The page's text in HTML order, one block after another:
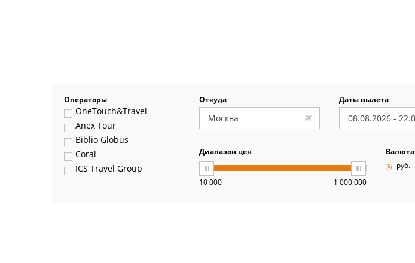
Операторы
OneTouch&Travel
Anex Tour
Biblio Globus
Coral
ICS Travel Group
Откуда Даты вылета
Диапазон цен
10 000 1 000 000
Валюта
руб.